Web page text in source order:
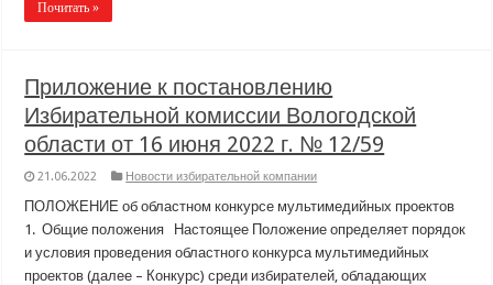
Почитать »
Приложение к постановлению
Избирательной комиссии Вологодской
области от 16 июня 2022 г. № 12/59
21.06.2022 Новости избирательной компании
ПОЛОЖЕНИЕ об областном конкурсе мультимедийных проектов
1. Общие положения Настоящее Положение определяет порядок
и условия проведения областного конкурса мультимедийных
проектов (далее – Конкурс) среди избирателей, обладающих